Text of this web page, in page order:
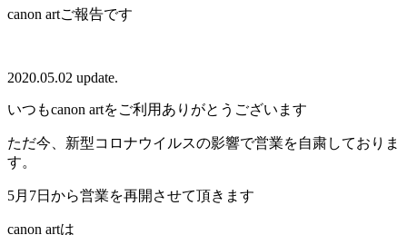
canon artご報告です
2020.05.02 update.
いつもcanon artをご利用ありがとうございます
ただ今、新型コロナウイルスの影響で営業を自粛しておりま
す。
5月7日から営業を再開させて頂きます
canon artは